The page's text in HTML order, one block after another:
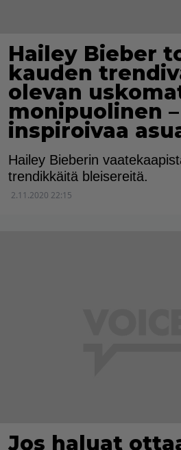
Hailey Bieber
kauden
olevan
monipuolinen –
inspiroivaa
Hailey Bieberin
trendikkäitä bleisereitä.
2.11.2020 22:15
Jos haluat